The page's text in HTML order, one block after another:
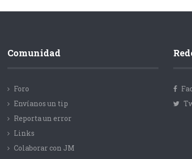
Comunidad
Foro
Envíanos un tip
Reporta un error
Links
Colaborar con JM